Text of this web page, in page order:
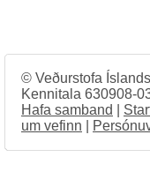
© Veðurstofa
Kennitala 630908-
Hafa samband
um vefinn